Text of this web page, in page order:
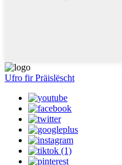
Ufro fir Präislëscht